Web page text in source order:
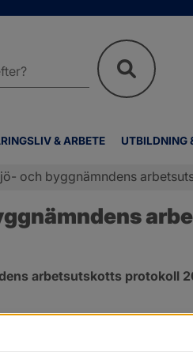
& ARBETE UTBILDNING
och byggnämndens
arbetsutskotts protokoll
419.9 kB, öppnas i nytt